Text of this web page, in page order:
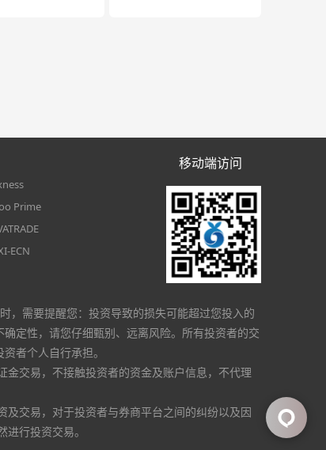
Prime
ECN
移动端访问
，需要提醒您：投资导致的损失可能超过您投入的
定性，请您仔细甄别、远离风险。所有投资者的交
者个人自行承担。
交易，不接触投资者的资金及账户信息，不代理
交易，对于投资者与券商平台之间的纠纷以及因
行投资交易。